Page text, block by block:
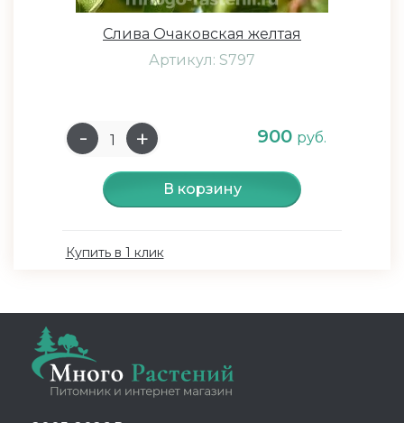
Слива Очаковская желтая
Артикул: S797
900 руб.
В корзину
Купить в 1 клик